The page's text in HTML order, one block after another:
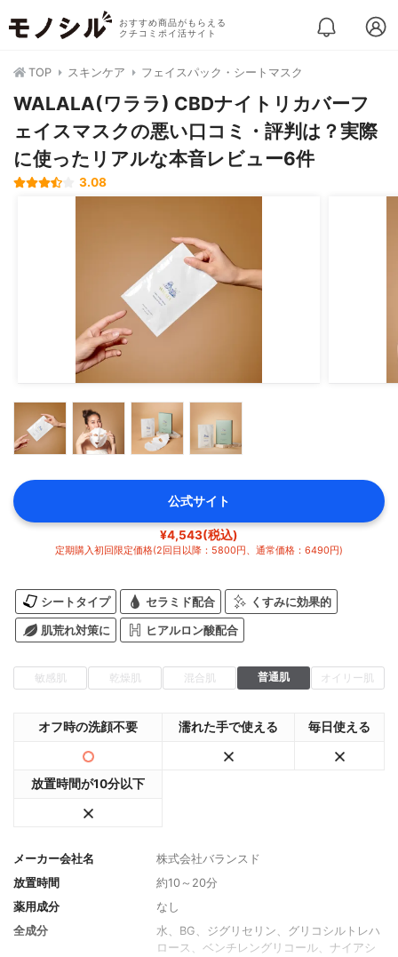
おすすめ商品がもらえる
クチコミポイ活サイト
TOP スキンケア フェイスパック・シートマスク
WALALA(ワララ) CBDナイトリカバーフ
ェイスマスクの悪い口コミ・評判は？実際
に使ったリアルな本音レビュー6件
3.08
公式サイト
¥4,543(税込)
定期購入初回限定価格(2回目以降：5800円、通常価格：6490円)
シートタイプ セラミド配合 くすみに効果的
肌荒れ対策に ヒアルロン酸配合
敏感肌 乾燥肌 混合肌 普通肌 オイリー肌
オフ時の洗顔不要 濡れた手で使える 毎日使える
放置時間が10分以下
メーカー会社名
株式会社バランスド
放置時間
約10～20分
薬用成分
なし
全成分
水、BG、ジグリセリン、グリコシルトレハ
ロース、ベンチレングリコール、ナイアシ